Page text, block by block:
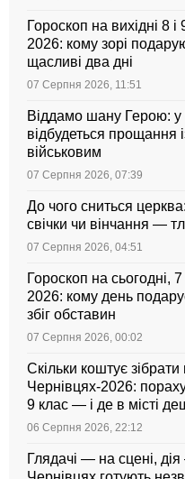
Гороскоп на вихідні 8 і
2026: кому зорі
щасливі два дні
07 Серпня 2026, 11:51
Віддамо шану Герою: у
відбудеться прощання
військовим
07 Серпня 2026, 07:39
До чого сниться
свічки чи вінчання —
07 Серпня 2026, 04:51
Гороскоп на сьогодні,
2026: кому день
збіг обставин
07 Серпня 2026, 00:02
Скільки коштує
Чернівцях-2026:
9 клас — і де в місті
06 Серпня 2026, 22:12
Глядачі — на сцені,